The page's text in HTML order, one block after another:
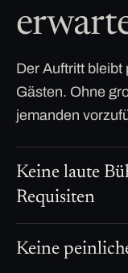
Der Auftritt bleibt
Gästen. Ohne
jemanden
Keine laute
Requisiten
Keine